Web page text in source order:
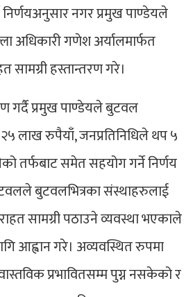
निर्णयअनुसार नगर प्रमुख पाण्डेयले
अधिकारी गणेश अर्यालमार्फत
सामग्री हस्तान्तरण गरे।
गर्दै प्रमुख पाण्डेयले बुटवल
लाख रुपैयाँ, जनप्रतिनिधिले थप ५
तर्फबाट समेत सहयोग गर्ने निर्णय
बुटवलभित्रका संस्थाहरुलाई
सामग्री पठाउने व्यवस्था भएकाले
आह्वान गरे। अव्यवस्थित रुपमा
प्रभावितसम्म पुग्न नसकेको र